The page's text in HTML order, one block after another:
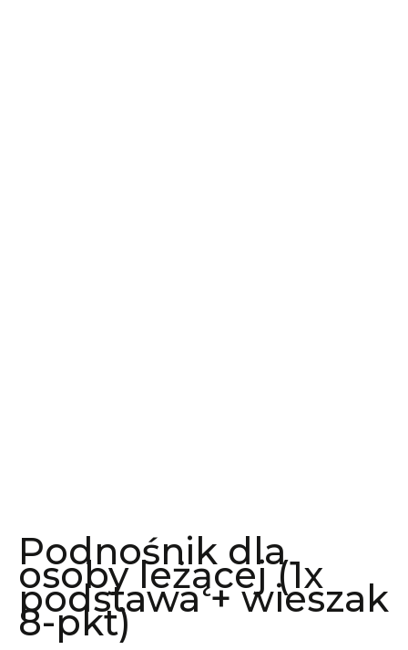
Podnośnik dla
osoby leżącej (1x
podstawa + wieszak
8-pkt)